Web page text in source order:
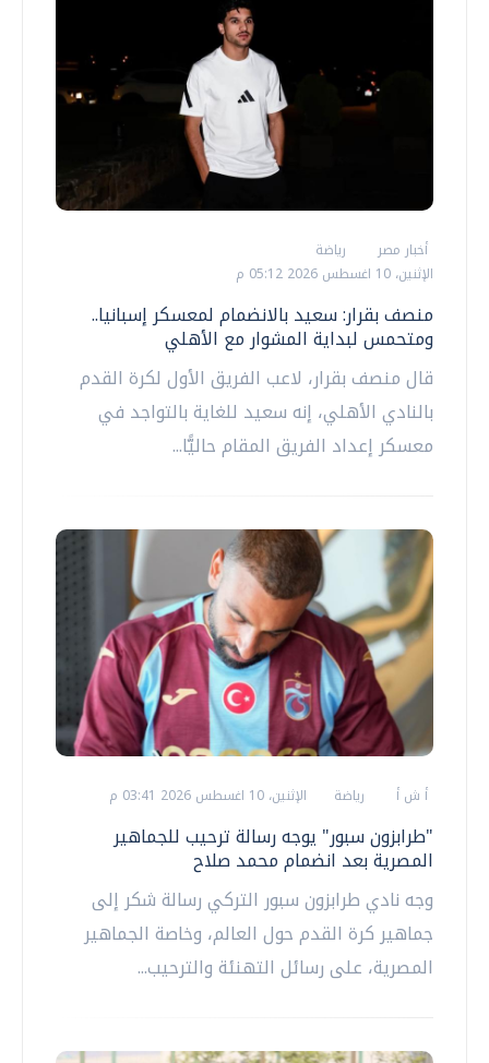
أخبار مصر
رياضة
الإثنين، 10 اغسطس 2026 05:12 م
منصف بقرار: سعيد بالانضمام لمعسكر إسبانيا..
ومتحمس لبداية المشوار مع الأهلي
قال منصف بقرار، لاعب الفريق الأول لكرة القدم
بالنادي الأهلي، إنه سعيد للغاية بالتواجد في
معسكر إعداد الفريق المقام حاليًّا...
أ ش أ رياضة الإثنين، 10 اغسطس 2026 03:41 م
"طرابزون سبور" يوجه رسالة ترحيب للجماهير
المصرية بعد انضمام محمد صلاح
وجه نادي طرابزون سبور التركي رسالة شكر إلى
جماهير كرة القدم حول العالم، وخاصة الجماهير
المصرية، على رسائل التهنئة والترحيب...